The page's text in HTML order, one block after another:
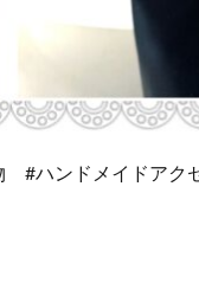
ハンドメイドアク